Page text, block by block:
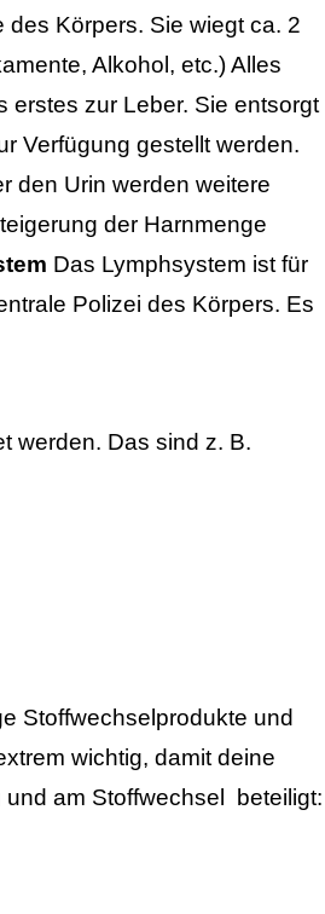
Körpers. Sie wiegt ca. 2
Alkohol, etc.) Alles
erstes zur Leber. Sie entsorgt
Verfügung gestellt werden.
den Urin werden weitere
der Harnmenge
Das Lymphsystem ist für
Polizei des Körpers. Es
werden. Das sind z. B.
Stoffwechselprodukte und
wichtig, damit deine
und am Stoffwechsel beteiligt: